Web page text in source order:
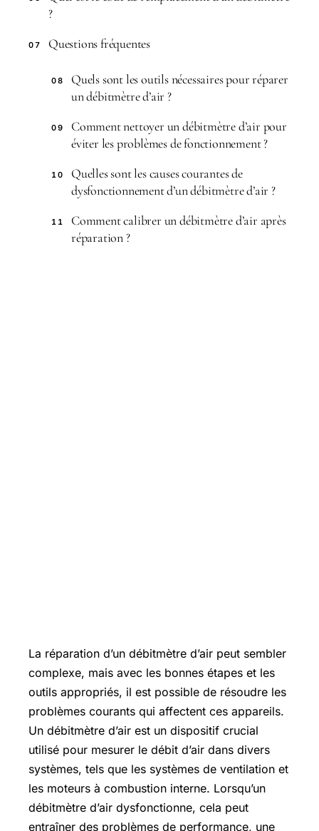
?
07 Questions fréquentes
08
Quels sont les outils nécessaires pour réparer
un débitmètre d’air ?
09
Comment nettoyer un débitmètre d’air pour
éviter les problèmes de fonctionnement ?
10
Quelles sont les causes courantes de
dysfonctionnement d’un débitmètre d’air ?
11
Comment calibrer un débitmètre d’air après
réparation ?
La réparation d’un débitmètre d’air peut sembler
complexe, mais avec les bonnes étapes et les
outils appropriés, il est possible de résoudre les
problèmes courants qui affectent ces appareils.
Un débitmètre d’air est un dispositif crucial
utilisé pour mesurer le débit d’air dans divers
systèmes, tels que les systèmes de ventilation et
les moteurs à combustion interne. Lorsqu’un
débitmètre d’air dysfonctionne, cela peut
entraîner des problèmes de performance, une